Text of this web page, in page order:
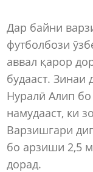
Дар байни
футболбози
аввал қарор
будааст. Зинаи
Нуралӣ Алип
намудааст, ки
Варзишгари
бо арзиши 2,5
дорад.